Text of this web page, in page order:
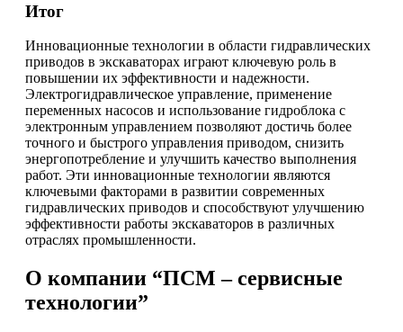
Итог
Инновационные технологии в области гидравлических
приводов в экскаваторах играют ключевую роль в
повышении их эффективности и надежности.
Электрогидравлическое управление, применение
переменных насосов и использование гидроблока с
электронным управлением позволяют достичь более
точного и быстрого управления приводом, снизить
энергопотребление и улучшить качество выполнения
работ. Эти инновационные технологии являются
ключевыми факторами в развитии современных
гидравлических приводов и способствуют улучшению
эффективности работы экскаваторов в различных
отраслях промышленности.
О компании “ПСМ – сервисные
технологии”